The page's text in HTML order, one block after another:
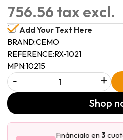
756.56 tax excl.
Add Your Text Here
BRAND:CEMO
REFERENCE:RX-1021
MPN:10215
- +
Shop
Fináncialo en3